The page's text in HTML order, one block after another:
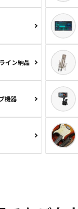
イン納品
機器